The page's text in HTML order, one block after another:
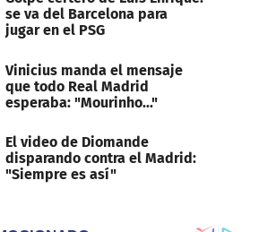
se va del Barcelona para
jugar en el PSG
Vinicius manda el mensaje
que todo Real Madrid
esperaba: "Mourinho..."
El video de Diomande
disparando contra el Madrid:
"Siempre es así"